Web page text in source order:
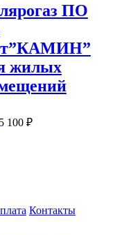
ПО
жилых
5 100 ₽
Контакты